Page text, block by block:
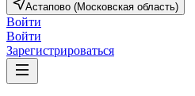
Астапово (Московская область)
Войти
Войти
Зарегистрироваться